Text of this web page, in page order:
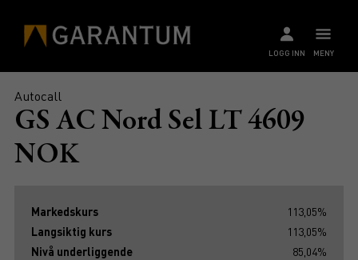
MENY
LOGG INN
Autocall
GS AC Nord Sel LT 4609
NOK
Markedskurs
113,05%
Langsiktig kurs
113,05%
Nivå underliggende
85,04%